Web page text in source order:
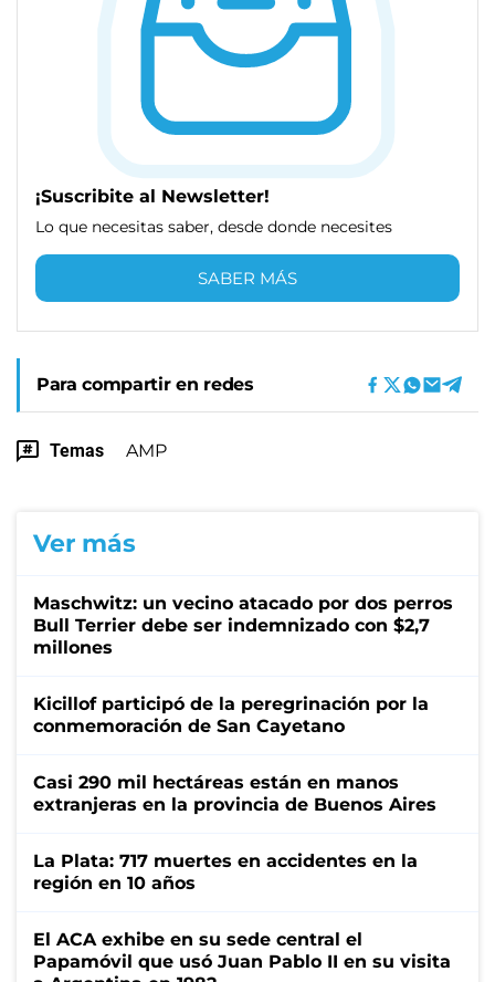
¡Suscribite al Newsletter!
Lo que necesitas saber, desde donde necesites
SABER MÁS
Para compartir en redes
Temas AMP
Ver más
Maschwitz: un vecino atacado por dos perros
Bull Terrier debe ser indemnizado con $2,7
millones
Kicillof participó de la peregrinación por la
conmemoración de San Cayetano
Casi 290 mil hectáreas están en manos
extranjeras en la provincia de Buenos Aires
La Plata: 717 muertes en accidentes en la
región en 10 años
El ACA exhibe en su sede central el
Papamóvil que usó Juan Pablo II en su visita